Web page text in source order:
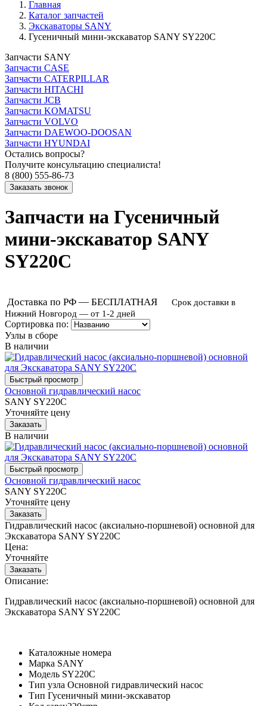
Главная
Каталог запчастей
Экскаваторы SANY
Гусеничный мини-экскаватор SANY SY220C
Запчасти SANY
Запчасти CASE
Запчасти CATERPILLAR
Запчасти HITACHI
Запчасти JCB
Запчасти KOMATSU
Запчасти VOLVO
Запчасти DAEWOO-DOOSAN
Запчасти HYUNDAI
Остались вопросы?
Получите консультацию специалиста!
8 (800) 555-86-73
Запчасти на Гусеничный
мини-экскаватор SANY
SY220C
Доставка по РФ — БЕСПЛАТНАЯ
Срок доставки в
Нижний Новгород — от 1-2 дней
Сортировка по:
Узлы в сборе
В наличии
Основной гидравлический насос
SANY SY220C
Уточняйте цену
В наличии
Основной гидравлический насос
SANY SY220C
Уточняйте цену
Гидравлический насос (аксиально-поршневой) основной для
Экскаватора SANY SY220C
Цена:
Уточняйте
Описание:
Гидравлический насос (аксиально-поршневой) основной для
Экскаватора SANY SY220C
Каталожные номера
Марка SANY
Модель SY220C
Тип узла Основной гидравлический насос
Тип Гусеничный мини-экскаватор